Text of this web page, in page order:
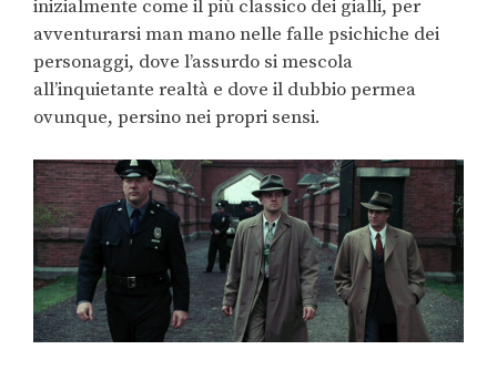
inizialmente come il più classico dei gialli, per
avventurarsi man mano nelle falle psichiche dei
personaggi, dove l’assurdo si mescola
all’inquietante realtà e dove il dubbio permea
ovunque, persino nei propri sensi.